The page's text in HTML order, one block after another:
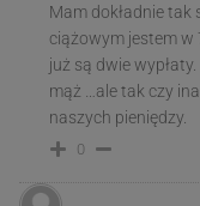
Mam dokładnie tak
ciążowym jestem w
już są dwie
mąż …ale tak czy
naszych pieniędzy.
0